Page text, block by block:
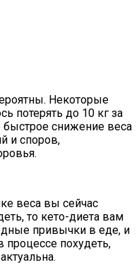
Некоторые
потерять до 10 кг за
снижение веса
и споров,
веса вы сейчас
то кето-диета вам
привычки в еде, и
процессе похудеть,